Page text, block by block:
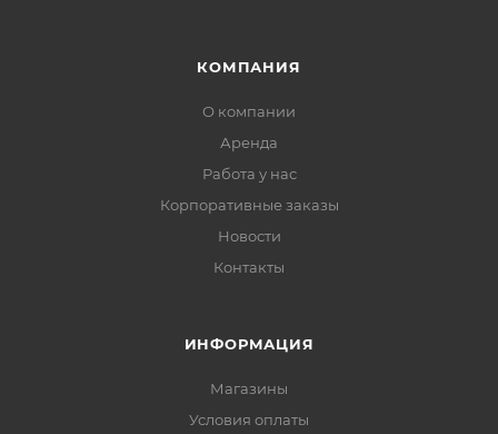
КОМПАНИЯ
О компании
Аренда
Работа у нас
Корпоративные заказы
Новости
Контакты
ИНФОРМАЦИЯ
Магазины
Условия оплаты